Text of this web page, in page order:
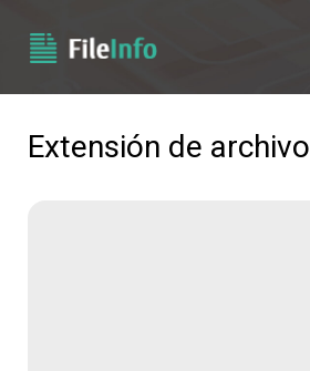
Extensión de archivo